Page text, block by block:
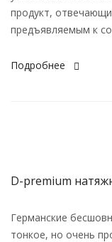
продукт,
предъявляемым к
Подробнее
D-premium
Германские
тонкое, но очень